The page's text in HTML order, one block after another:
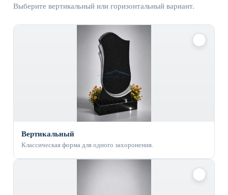
Выберите вертикальный или горизонтальный вариант.
Вертикальный
Классическая форма для одного захоронения.